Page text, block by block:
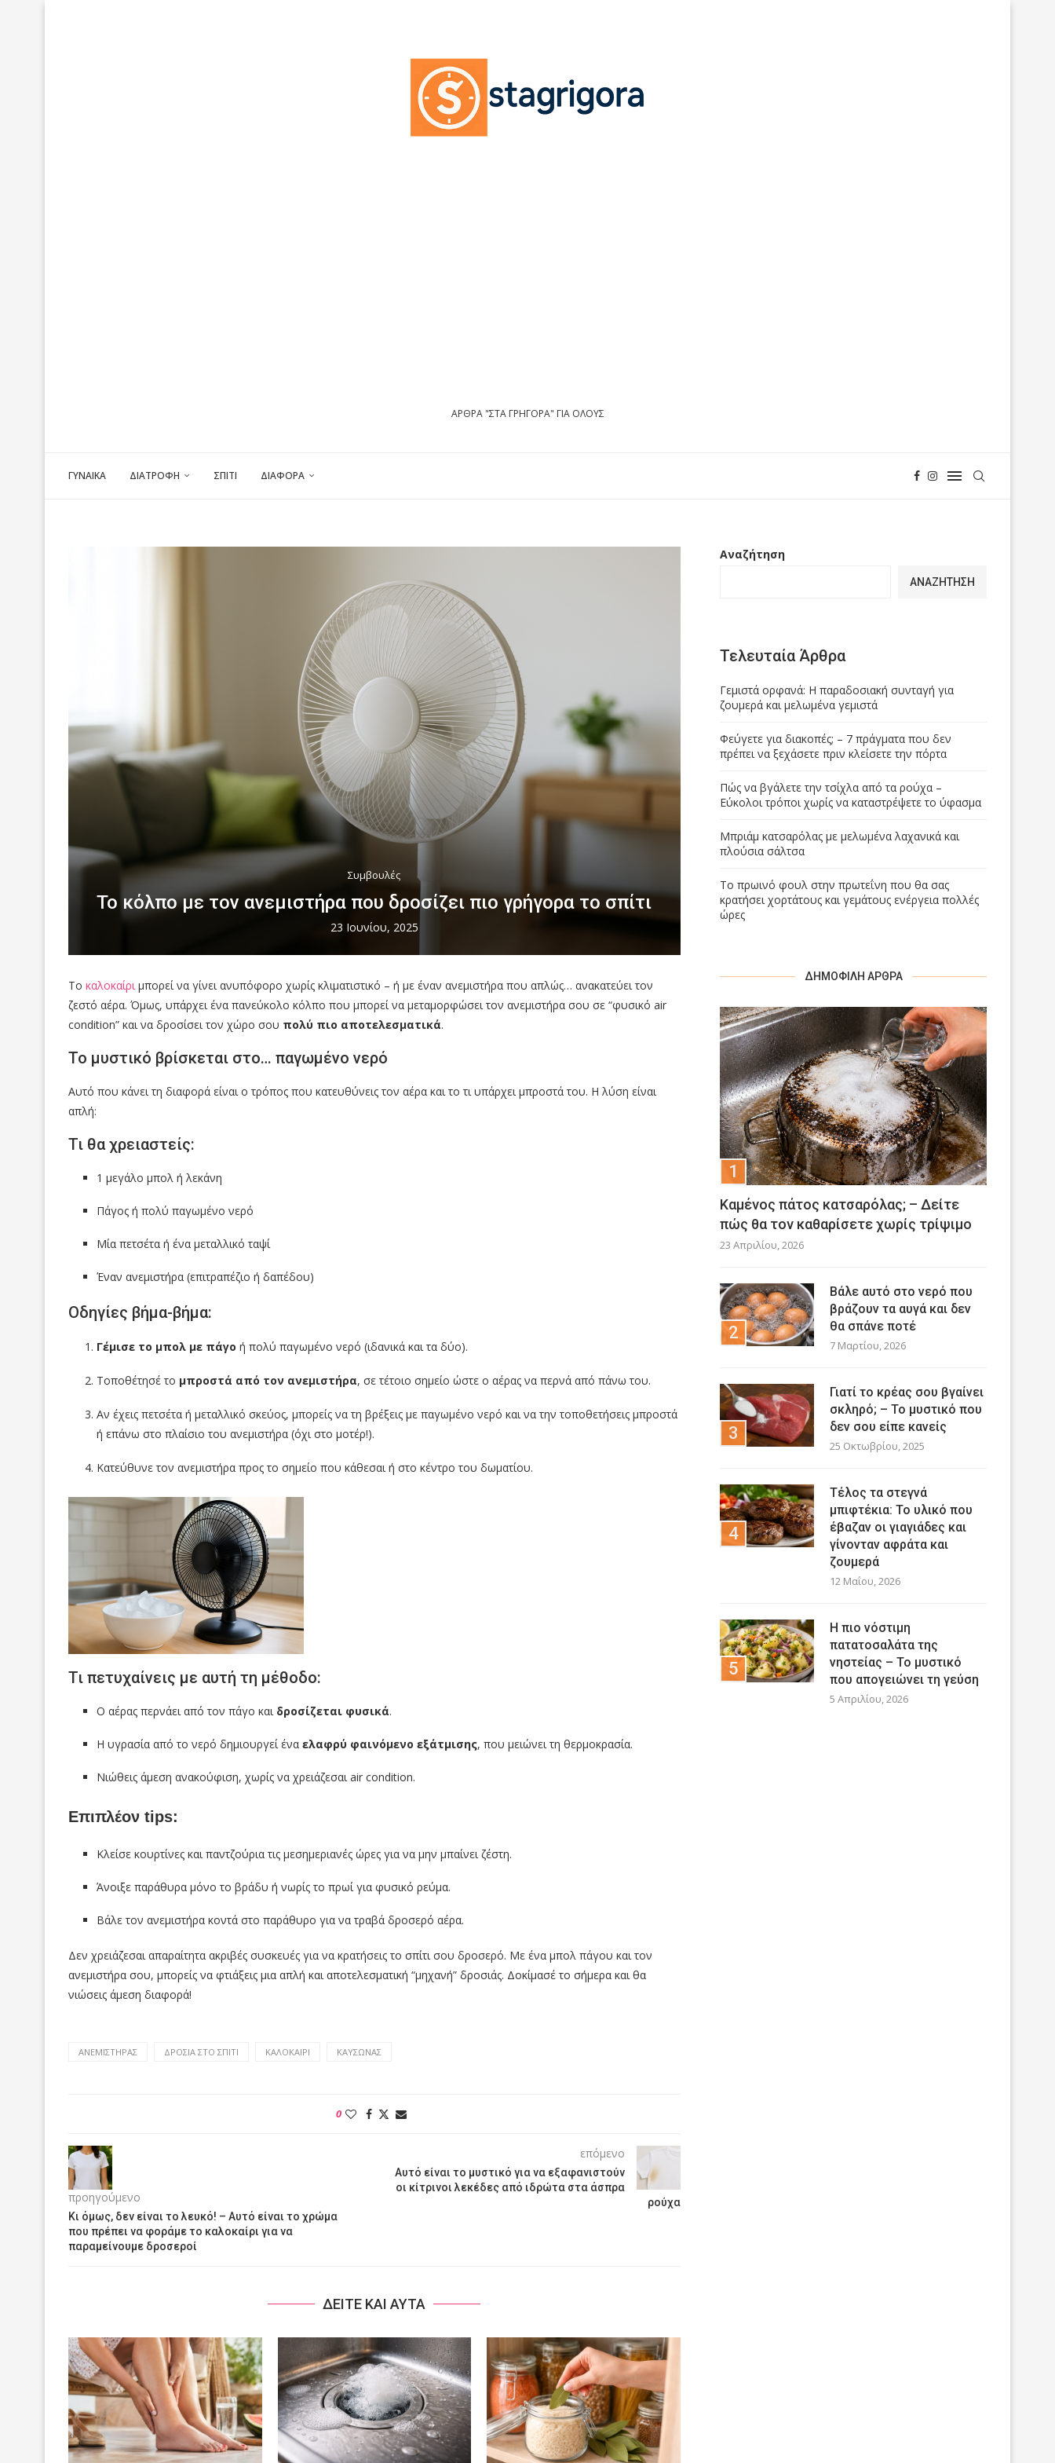
ΑΡΘΡΑ "ΣΤΑ ΓΡΗΓΟΡΑ" ΓΙΑ ΟΛΟΥΣ
ΓΥΝΑΙΚΑ ΔΙΑΤΡΟΦΗ ΣΠΙΤΙ ΔΙΑΦΟΡΑ
Συμβουλές
Το κόλπο με τον ανεμιστήρα που δροσίζει πιο γρήγορα το σπίτι
23 Ιουνίου, 2025
Το καλοκαίριμπορεί να γίνει ανυπόφορο χωρίς κλιματιστικό – ή με έναν ανεμιστήρα που απλώς… ανακατεύει τον
ζεστό αέρα. Όμως, υπάρχει ένα πανεύκολο κόλπο που μπορεί να μεταμορφώσει τον ανεμιστήρα σου σε “φυσικό air
condition” και να δροσίσει τον χώρο σου πολύ πιο αποτελεσματικά.
Το μυστικό βρίσκεται στο… παγωμένο νερό
Αυτό που κάνει τη διαφορά είναι ο τρόπος που κατευθύνεις τον αέρα και το τι υπάρχει μπροστά του. Η λύση είναι
απλή:
Τι θα χρειαστείς:
1 μεγάλο μπολ ή λεκάνη
Πάγος ή πολύ παγωμένο νερό
Μία πετσέτα ή ένα μεταλλικό ταψί
Έναν ανεμιστήρα (επιτραπέζιο ή δαπέδου)
Οδηγίες βήμα-βήμα:
Γέμισε το μπολ με πάγο ή πολύ παγωμένο νερό (ιδανικά και τα δύο).
Τοποθέτησέ το μπροστά από τον ανεμιστήρα, σε τέτοιο σημείο ώστε ο αέρας να περνά από πάνω του.
Αν έχεις πετσέτα ή μεταλλικό σκεύος, μπορείς να τη βρέξεις με παγωμένο νερό και να την τοποθετήσεις μπροστά
ή επάνω στο πλαίσιο του ανεμιστήρα (όχι στο μοτέρ!).
Κατεύθυνε τον ανεμιστήρα προς το σημείο που κάθεσαι ή στο κέντρο του δωματίου.
Τι πετυχαίνεις με αυτή τη μέθοδο:
Ο αέρας περνάει από τον πάγο και δροσίζεται φυσικά.
Η υγρασία από το νερό δημιουργεί ένα ελαφρύ φαινόμενο εξάτμισης, που μειώνει τη θερμοκρασία.
Νιώθεις άμεση ανακούφιση, χωρίς να χρειάζεσαι air condition.
Επιπλέον tips:
Κλείσε κουρτίνες και παντζούρια τις μεσημεριανές ώρες για να μην μπαίνει ζέστη.
Άνοιξε παράθυρα μόνο το βράδυ ή νωρίς το πρωί για φυσικό ρεύμα.
Βάλε τον ανεμιστήρα κοντά στο παράθυρο για να τραβά δροσερό αέρα.
Δεν χρειάζεσαι απαραίτητα ακριβές συσκευές για να κρατήσεις το σπίτι σου δροσερό. Με ένα μπολ πάγου και τον
ανεμιστήρα σου, μπορείς να φτιάξεις μια απλή και αποτελεσματική “μηχανή” δροσιάς. Δοκίμασέ το σήμερα και θα
νιώσεις άμεση διαφορά!
ΑΝΕΜΙΣΤΉΡΑΣ ΔΡΟΣΙΆ ΣΤΟ ΣΠΊΤΙ ΚΑΛΟΚΑΊΡΙ ΚΑΥΣΩΝΑΣ
0
προηγούμενο
Κι όμως, δεν είναι το λευκό! – Αυτό είναι το χρώμα
που πρέπει να φοράμε το καλοκαίρι για να
παραμείνουμε δροσεροί
επόμενο
Αυτό είναι το μυστικό για να εξαφανιστούν
οι κίτρινοι λεκέδες από ιδρώτα στα άσπρα
ρούχα
ΔΕΙΤΕ ΚΑΙ ΑΥΤΑ
Αναζήτηση
ΑΝΑΖΉΤΗΣΗ
Τελευταία Άρθρα
Γεμιστά ορφανά: Η παραδοσιακή συνταγή για
ζουμερά και μελωμένα γεμιστά
Φεύγετε για διακοπές; – 7 πράγματα που δεν
πρέπει να ξεχάσετε πριν κλείσετε την πόρτα
Πώς να βγάλετε την τσίχλα από τα ρούχα –
Εύκολοι τρόποι χωρίς να καταστρέψετε το ύφασμα
Μπριάμ κατσαρόλας με μελωμένα λαχανικά και
πλούσια σάλτσα
Το πρωινό φουλ στην πρωτεΐνη που θα σας
κρατήσει χορτάτους και γεμάτους ενέργεια πολλές
ώρες
ΔΗΜΟΦΙΛΉ ΆΡΘΡΑ
Καμένος πάτος κατσαρόλας; – Δείτε
πώς θα τον καθαρίσετε χωρίς τρίψιμο
23 Απριλίου, 2026
Βάλε αυτό στο νερό που
βράζουν τα αυγά και δεν
θα σπάνε ποτέ
7 Μαρτίου, 2026
Γιατί το κρέας σου βγαίνει
σκληρό; – Το μυστικό που
δεν σου είπε κανείς
25 Οκτωβρίου, 2025
Τέλος τα στεγνά
μπιφτέκια: Το υλικό που
έβαζαν οι γιαγιάδες και
γίνονταν αφράτα και
ζουμερά
12 Μαΐου, 2026
Η πιο νόστιμη
πατατοσαλάτα της
νηστείας – Το μυστικό
που απογειώνει τη γεύση
5 Απριλίου, 2026